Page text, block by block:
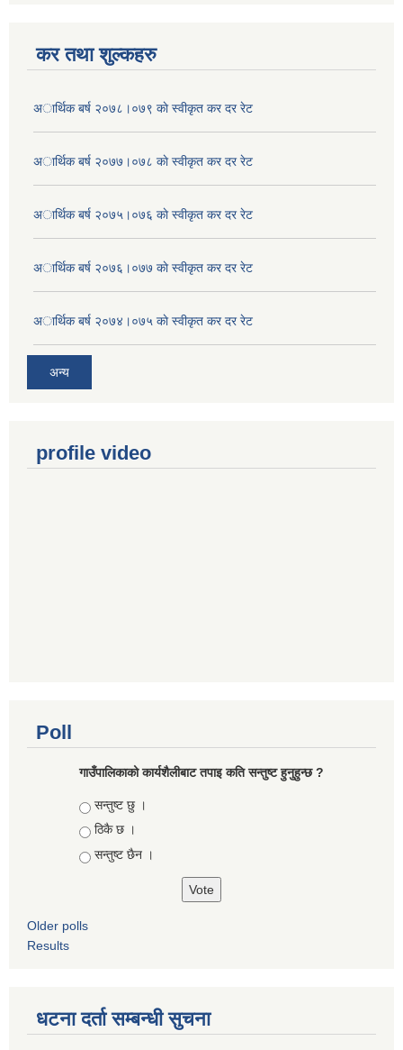
कर तथा शुल्कहरु
अार्थिक बर्ष २०७८।०७९ काे स्वीकृत कर दर रेट
अार्थिक बर्ष २०७७।०७८ काे स्वीकृत कर दर रेट
अार्थिक बर्ष २०७५।०७६ काे स्वीकृत कर दर रेट
अार्थिक बर्ष २०७६।०७७ काे स्वीकृत कर दर रेट
अार्थिक बर्ष २०७४।०७५ काे स्वीकृत कर दर रेट
अन्य
profile video
Poll
गाउँपालिकाको कार्यशैलीबाट तपाइ कति सन्तुष्ट हुनुहुन्छ ?
Choices
सन्तुष्ट छु ।
ठिकै छ ।
सन्तुष्ट छैन ।
Older polls
Results
धटना दर्ता सम्बन्धी सुचना